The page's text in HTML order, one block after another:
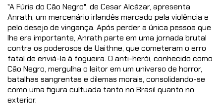
"A Fúria do Cão Negro", de Cesar Alcázar, apresenta
Anrath, um mercenário irlandês marcado pela violência e
pelo desejo de vingança. Após perder a única pessoa que
lhe era importante, Anrath parte em uma jornada brutal
contra os poderosos de Uaithne, que cometeram o erro
fatal de enviá-la à fogueira. O anti-herói, conhecido como
Cão Negro, mergulha o leitor em um universo de horror,
batalhas sangrentas e dilemas morais, consolidando-se
como uma figura cultuada tanto no Brasil quanto no
exterior.